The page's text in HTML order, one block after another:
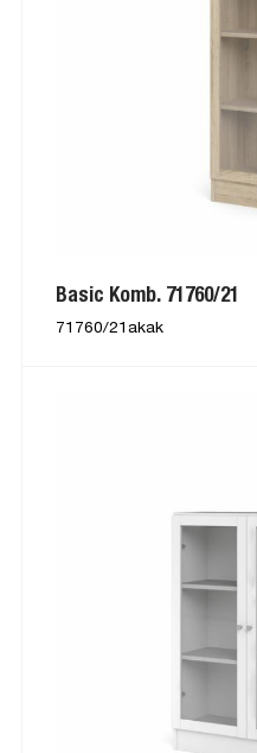
Basic Komb. 71760/21
71760/21akak